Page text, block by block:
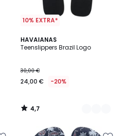
10% EXTRA*
HAVAIANAS
Teenslippers Brazil Logo
30,00 €
24,00 € -20%
4,7
/ 5
2
Kleuren
4,7
/